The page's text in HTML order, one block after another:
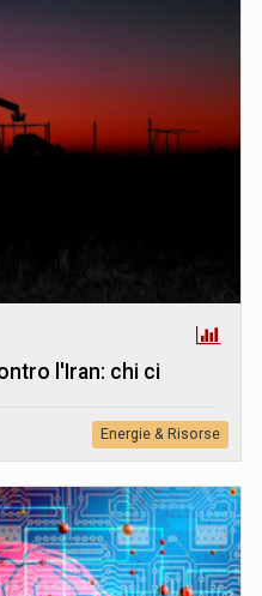
l'Iran: chi ci
Energie & Risorse